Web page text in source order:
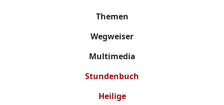
Themen
Wegweiser
Multimedia
Stundenbuch
Heilige